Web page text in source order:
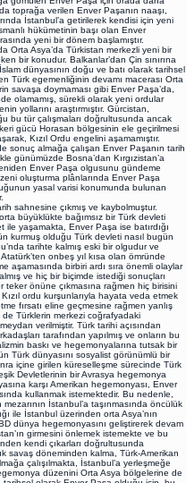
toprağa verilen Enver Paşanın naaşı,
İstanbul’a getirilerek kendisi için yeni
hükümetinin başı olan Enver
yeni bir dönem başlamıştır.
Orta Asya’da Türkistan merkezli yeni bir
bir konudur. Balkanlar’dan Çin sınırına
dünyasının doğu ve batı olarak tarihsel
Türk egemenliğinin devamı macerası Orta
savaşa doymaması gibi Enver Paşa’da,
olamamış, sürekli olarak yeni ordular
yollarını araştırmıştır. Gürcistan,
bu tür çalışmaları doğrultusunda ancak
gücü Horasan bölgesinin ele geçirilmesi
Kızıl Ordu engelini aşamamıştır.
almağa çalışan Enver Paşanın tarih
günümüzde Bosna’dan Kırgızistan’a
Enver Paşa olgusunu gündeme
oluşturma plânlarında Enver Paşa
yasal varisi konumunda bulunan
sahnesine çıkmış ve kaybolmuştur.
büyüklükte bağımsız bir Türk devleti
ile yaşamakta, Enver Paşa ise batırdığı
kurmuş olduğu Türk devleti nasıl bugün
tarihte kalmış eski bir olgudur ve
onbeş yıl kısa olan ömründe
aşamasında birbiri ardı sıra önemli olaylar
ve hiç bir biçimde istediği sonuçları
teker önüne çıkmasına rağmen hiç birisini
ordu kurşunlarıyla hayata veda etmek
fırsatı eline geçmesine rağmen yanlış
Türklerin merkezi coğrafyadaki
verilmiştir. Türk tarihi açısından
tarafından yapılmış ve onların bu
baskı ve hegemonyalarına tutsak bir
Türk dünyasını sosyalist görünümlü bir
içine girilen küreselleşme sürecinde Türk
Devletlerinin bir Avrasya hegemonya
karşı Amerikan hegemonyası, Enver
kullanmak istemektedir. Bu nedenle,
İstanbul’a taşınmasında öncülük
ile İstanbul üzerinden orta Asya’nın
dünya hegemonyasını geliştirerek devam
girmesini önlemek istemekte ve bu
kendi çıkarları doğrultusunda
savaş döneminden kalma, Türk-Amerikan
çalışılmakta, İstanbul’a yerleşmeğe
düzenini Orta Asya bölgelerine de